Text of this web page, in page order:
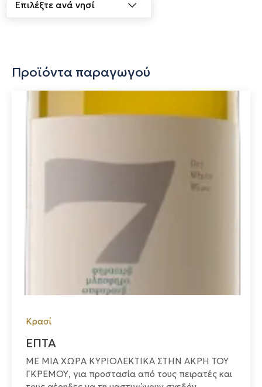
Προϊόντα παραγωγού
Κρασί
ΕΠΤΑ
ΜΕ ΜΙΑ ΧΩΡΑ ΚΥΡΙΟΛΕΚΤΙΚΑ ΣΤΗΝ ΑΚΡΗ ΤΟΥ
ΓΚΡΕΜΟΥ, για προστασία από τους πειρατές και